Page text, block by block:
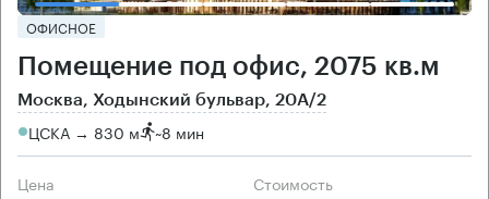
ОФИСНОЕ
Помещение под офис, 2075 кв.м
Москва, Ходынский бульвар, 20А/2
ЦСКА → 830 м ~8 мин
Цена Cтоимость